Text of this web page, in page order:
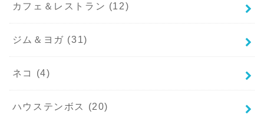
カフェ＆レストラン (12)
ジム＆ヨガ (31)
ネコ (4)
ハウステンボス (20)